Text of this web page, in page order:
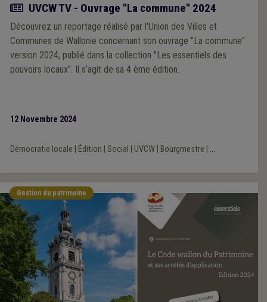
Actualité
UVCW TV - Ouvrage "La commune" 2024
Découvrez un reportage réalisé par l'Union des Villes et
Communes de Wallonie concernant son ouvrage "La commune"
version 2024, publié dans la collection "Les essentiels des
pouvoirs locaux". Il s’agit de sa 4 ème édition.
12 Novembre 2024
Démocratie locale Édition Social UVCW| Bourgmestre ...
Gestion du patrimoine